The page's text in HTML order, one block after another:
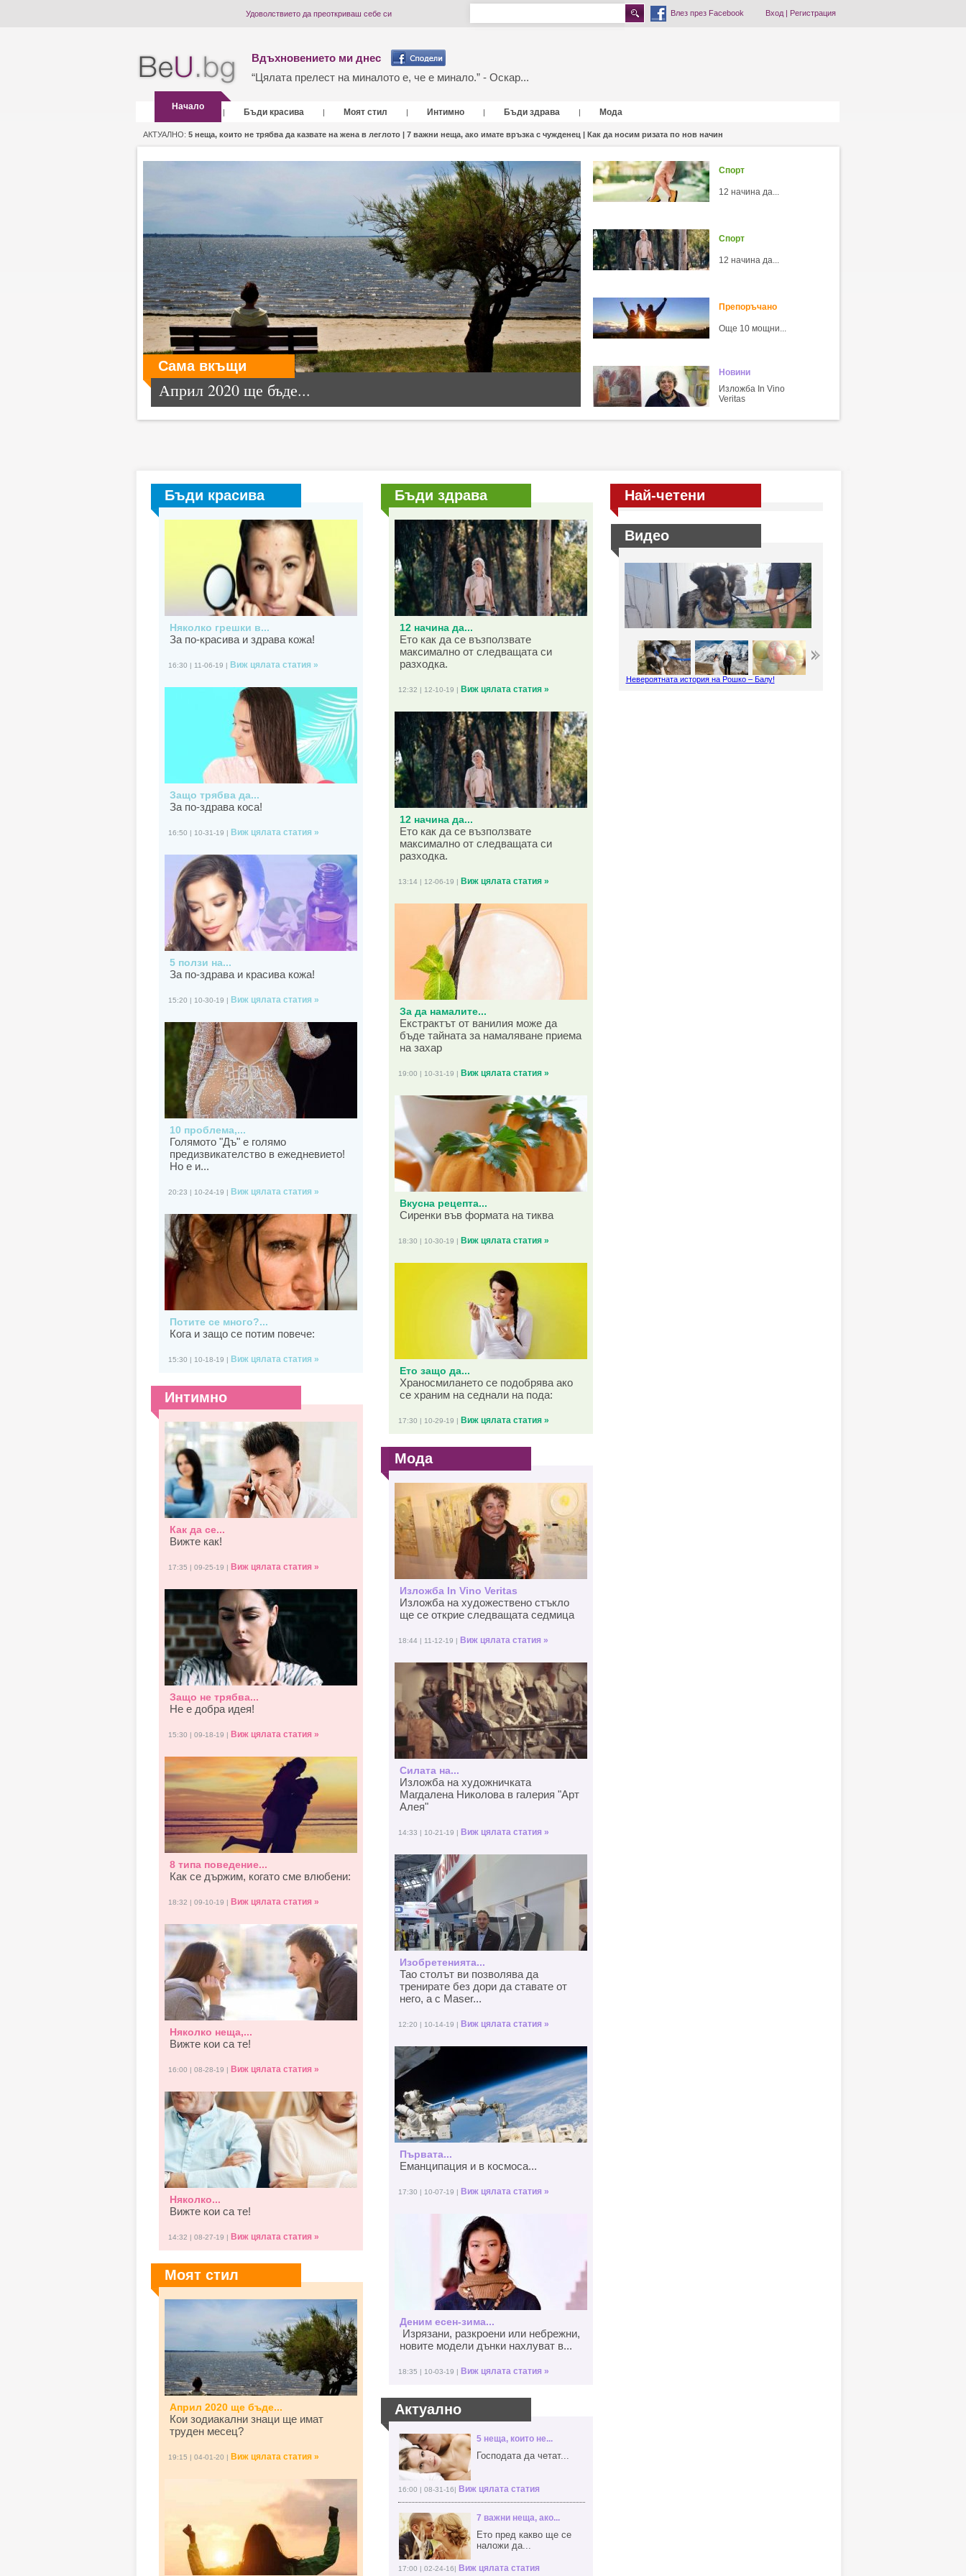
Удоволствието да преоткриваш себе си Влез през Facebook Вход| Регистрация
Вдъхновението ми днес
“Цялата прелест на миналото е, че е минало.” - Оскар...
Начало
| Бъди красива | Моят стил | Интимно | Бъди здрава | Мода
АКТУАЛНО: 5 неща, които не трябва да казвате на жена в леглото | 7 важни неща, ако имате връзка с чужденец | Как да носим ризата по нов начин
Сама вкъщи
Април 2020 ще бъде...
Спорт
12 начина да...
Спорт
12 начина да...
Препоръчано
Още 10 мощни...
Новини
Изложба In Vino
Veritas
Бъди красива
Няколко грешки в...
За по-красива и здрава кожа!
16:30 | 11-06-19 | Виж цялата статия »
Защо трябва да...
За по-здрава коса!
16:50 | 10-31-19 | Виж цялата статия »
5 ползи на...
За по-здрава и красива кожа!
15:20 | 10-30-19 | Виж цялата статия »
10 проблема,...
Голямото "Дъ" е голямо
предизвикателство в ежедневието!
Но е и...
20:23 | 10-24-19 | Виж цялата статия »
Потите се много?...
Кога и защо се потим повече:
15:30 | 10-18-19 | Виж цялата статия »
Интимно
Как да се...
Вижте как!
17:35 | 09-25-19 | Виж цялата статия »
Защо не трябва...
Не е добра идея!
15:30 | 09-18-19 | Виж цялата статия »
8 типа поведение...
Как се държим, когато смe влюбени:
18:32 | 09-10-19 | Виж цялата статия »
Няколко неща,...
Вижте кои са те!
16:00 | 08-28-19 | Виж цялата статия »
Няколко...
Вижте кои са те!
14:32 | 08-27-19 | Виж цялата статия »
Моят стил
Април 2020 ще бъде...
Кои зодиакални знаци ще имат
труден месец?
19:15 | 04-01-20 | Виж цялата статия »
Бъди здрава
12 начина да...
Ето как да се възползвате
максимално от следващата си
разходка.
12:32 | 12-10-19 | Виж цялата статия »
12 начина да...
Ето как да се възползвате
максимално от следващата си
разходка.
13:14 | 12-06-19 | Виж цялата статия »
За да намалите...
Екстрактът от ванилия може да
бъде тайната за намаляване приема
на захар
19:00 | 10-31-19 | Виж цялата статия »
Вкусна рецепта...
Сиренки във формата на тиква
18:30 | 10-30-19 | Виж цялата статия »
Ето защо да...
Храносмилането се подобрява ако
се храним на седнали на пода:
17:30 | 10-29-19 | Виж цялата статия »
Мода
Изложба In Vino Veritas
Изложба на художествено стъкло
ще се открие следващата седмица
18:44 | 11-12-19 | Виж цялата статия »
Силата на...
Изложба на художничката
Магдалена Николова в галерия "Арт
Алея"
14:33 | 10-21-19 | Виж цялата статия »
Изобретенията...
Тао столът ви позволява да
тренирате без дори да ставате от
него, а с Maser...
12:20 | 10-14-19 | Виж цялата статия »
Първата...
Еманципация и в космоса...
17:30 | 10-07-19 | Виж цялата статия »
Деним есен-зима...
Изрязани, разкроени или небрежни,
новите модели дънки нахлуват в...
18:35 | 10-03-19 | Виж цялата статия »
Актуално
5 неща, които не...
Господата да четат...
16:00 | 08-31-16| Виж цялата статия
7 важни неща, ако...
Ето пред какво ще се
наложи да...
17:00 | 02-24-16| Виж цялата статия
Най-четени
Видео
Невероятната история на Рошко – Балу!